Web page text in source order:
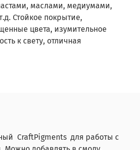
маслами, медиумами,
Стойкое покрытие,
цвета, изумительное
к свету, отличная
CraftPigments для работы с